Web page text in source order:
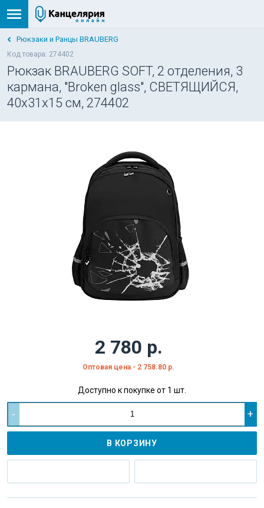
Рюкзаки и Ранцы BRAUBERG
Код товара: 274402
Рюкзак BRAUBERG SOFT, 2 отделения, 3
кармана, "Broken glass", СВЕТЯЩИЙСЯ,
40х31х15 см, 274402
2 780 р.
Оптовая цена - 2 758.80 р.
Доступно к покупке от 1 шт.
- +
В КОРЗИНУ